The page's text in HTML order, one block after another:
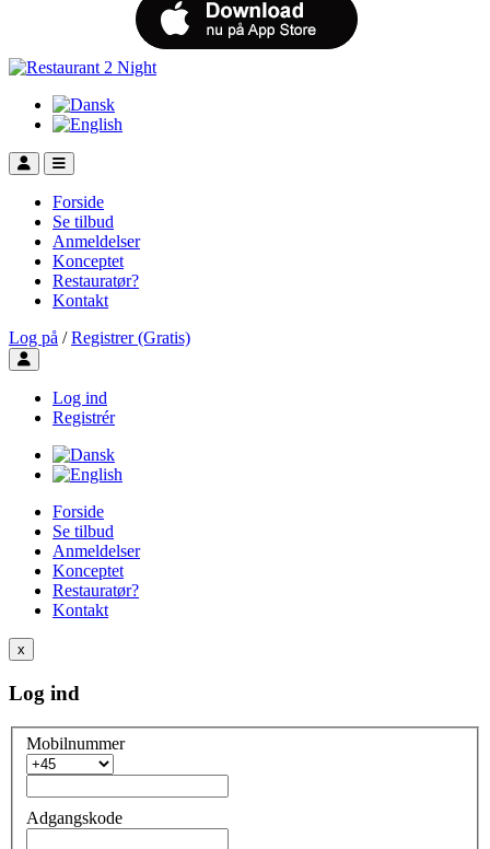
Forside
Se tilbud
Anmeldelser
Konceptet
Restauratør?
Kontakt
Log på / Registrer (Gratis)
Toggle user menu
Log ind
Registrér
Forside
Se tilbud
Anmeldelser
Konceptet
Restauratør?
Kontakt
x
Log ind
Mobilnummer
Adgangskode